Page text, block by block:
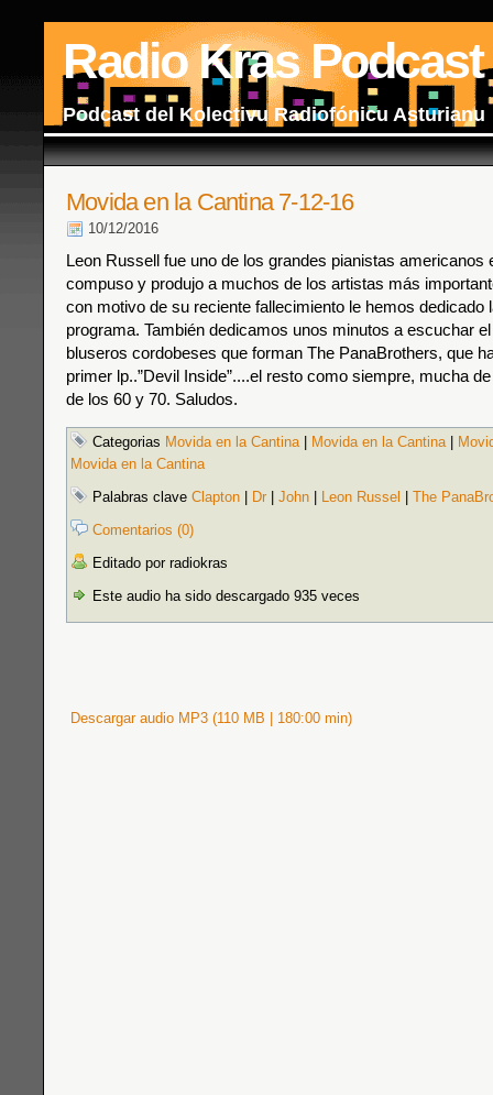
Radio Kras Podcast
Podcast del Kolectivu Radiofónicu Asturianu
Movida en la Cantina 7-12-16
10/12/2016
Leon Russell fue uno de los grandes pianistas americanos
compuso y produjo a muchos de los artistas más
con motivo de su reciente fallecimiento le hemos dedicado
programa. También dedicamos unos minutos a escuchar
bluseros cordobeses que forman The PanaBrothers, que
primer lp..”Devil Inside”....el resto como siempre, mucha
de los 60 y 70. Saludos.
Categorias Movida en la Cantina| Movida en la Cantina|
Movida en la Cantina
Palabras clave Clapton Dr John Leon Russel
The
Comentarios (0)
Editado por radiokras
Este audio ha sido descargado 935 veces
Descargar audio MP3 (110 MB | 180:00 min)